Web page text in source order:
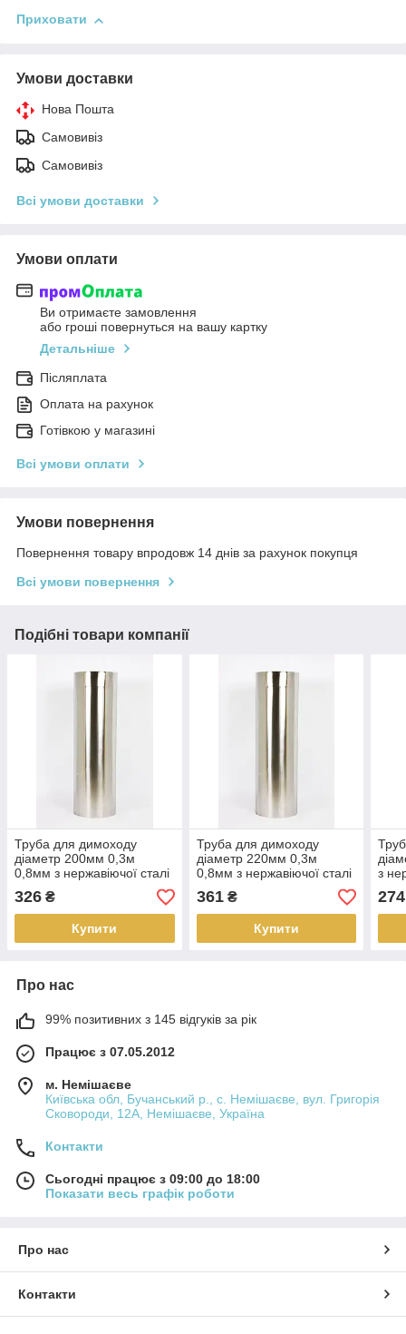
Приховати
Умови доставки
Нова Пошта
Самовивіз
Самовивіз
Всі умови доставки
Умови оплати
Ви отримаєте замовлення
або гроші повернуться на вашу картку
Детальніше
Післяплата
Оплата на рахунок
Готівкою у магазині
Всі умови оплати
Умови повернення
Повернення товару впродовж 14 днів за рахунок покупця
Всі умови повернення
Подібні товари компанії
Труба для димоходу
діаметр 200мм 0,3м
0,8мм з нержавіючої сталі
AISI 304
326 ₴
Купити
Труба для димоходу
діаметр 220мм 0,3м
0,8мм з нержавіючої сталі
AISI 304
361₴
Купити
з
304
274
Про нас
99% позитивних з 145 відгуків за рік
Працює з 07.05.2012
м. Немішаєве
Київська обл, Бучанський р., с. Немішаєве, вул. Григорія
Сковороди, 12А, Немішаєве, Україна
Контакти
Сьогодні працює з 09:00 до 18:00
Показати весь графік роботи
Про нас
Контакти